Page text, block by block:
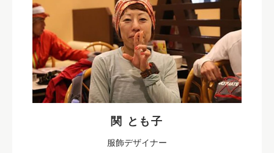
関 とも子
服飾デザイナー